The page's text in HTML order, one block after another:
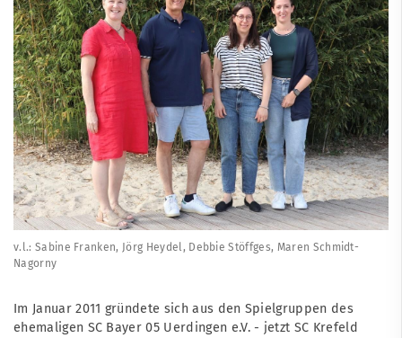
v.l.: Sabine Franken, Jörg Heydel, Debbie Stöffges, Maren Schmidt-
Nagorny
Im Januar 2011 gründete sich aus den Spielgruppen des
ehemaligen SC Bayer 05 Uerdingen e.V. - jetzt SC Krefeld